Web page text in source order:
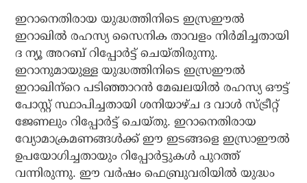
ഇറാനെതിരായ യുദ്ധത്തിനിടെ ഇസ്രഈല്‍
ഇറാഖില്‍ രഹസ്യ സൈനിക താവളം നിര്‍മിച്ചതായി
ദ ന്യൂ അറബ് റിപ്പോര്‍ട്ട് ചെയ്തിരുന്നു.
ഇറാനുമായുള്ള യുദ്ധത്തിനിടെ ഇസ്രഈല്‍
ഇറാഖിന്‌റെ പടിഞ്ഞാറന്‍ മേഖലയില്‍ രഹസ്യ ഔട്ട്
പോസ്റ്റ് സ്ഥാപിച്ചതായി ശനിയാഴ്ച ദ വാള്‍ സ്ട്രീറ്റ്
ജേണലും റിപ്പോര്‍ട്ട് ചെയ്തു. ഇറാനെതിരായ
വ്യോമാക്രമണങ്ങള്‍ക്ക് ഈ ഇടങ്ങളെ ഇസ്രാഈല്‍
ഉപയോഗിച്ചതായും റിപ്പോര്‍ട്ടുകള്‍ പുറത്ത്
വന്നിരുന്നു. ഈ വര്‍ഷം ഫെബ്രുവരിയില്‍ യുദ്ധം